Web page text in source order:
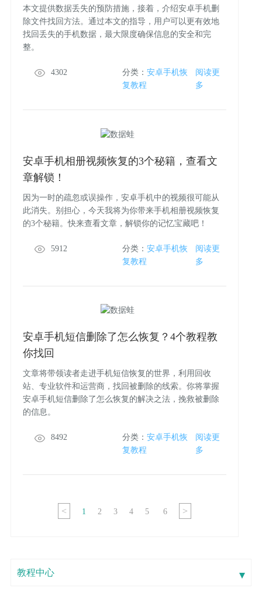
教程中心
本文提供数据丢失的预防措施，接着，介绍安卓手机删
除文件找回方法。通过本文的指导，用户可以更有效地
找回丢失的手机数据，最大限度确保信息的安全和完
整。
4302 分类： 安卓手机恢
复教程
阅读更
多
安卓手机相册视频恢复的3个秘籍，查看文
章解锁！
因为一时的疏忽或误操作，安卓手机中的视频很可能从
此消失。别担心，今天我将为你带来手机相册视频恢复
的3个秘籍。快来查看文章，解锁你的记忆宝藏吧！
5912 分类： 安卓手机恢
复教程
阅读更
多
安卓手机短信删除了怎么恢复？4个教程教
你找回
文章将带领读者走进手机短信恢复的世界，利用回收
站、专业软件和运营商，找回被删除的线索。你将掌握
安卓手机短信删除了怎么恢复的解决之法，挽救被删除
的信息。
8492 分类： 安卓手机恢
复教程
阅读更
多
< 1 2 3 4 5 6 >